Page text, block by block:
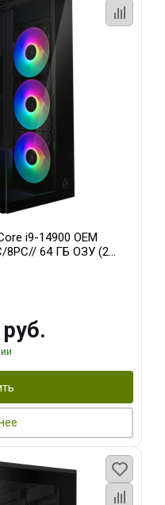
i9-14900 OEM
8PC// 64 ГБ ОЗУ (2
384-Bit 3xDP